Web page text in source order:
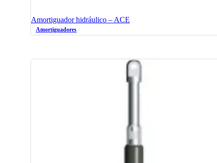
Amortiguador hidráulico – ACE
Amortiguadores